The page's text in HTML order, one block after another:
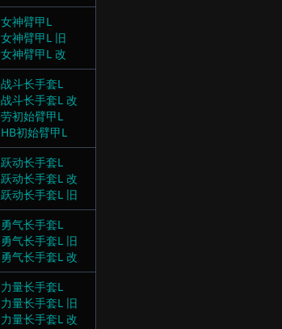
女神臂甲L
女神臂甲L 旧
女神臂甲L 改
战斗长手套L
战斗长手套L 改
劳初始臂甲L
HB初始臂甲L
跃动长手套L
跃动长手套L 改
跃动长手套L 旧
勇气长手套L
勇气长手套L 旧
勇气长手套L 改
力量长手套L
力量长手套L 旧
力量长手套L 改